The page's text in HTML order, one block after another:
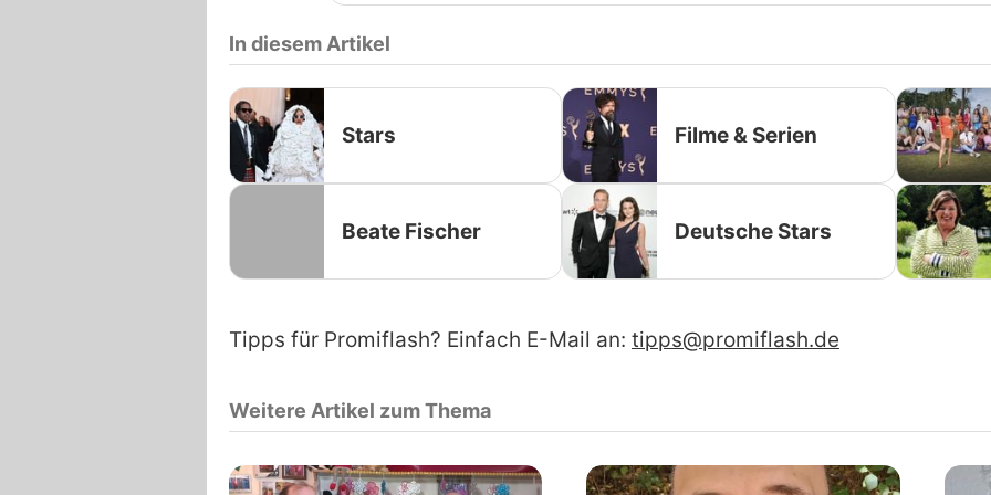
In diesem Artikel
Stars Filme & Serien
Beate Fischer Deutsche Stars
Tipps für Promiflash? Einfach E-Mail an: tipps@promiflash.de
Weitere Artikel zum Thema